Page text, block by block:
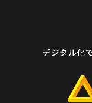
デジタル化